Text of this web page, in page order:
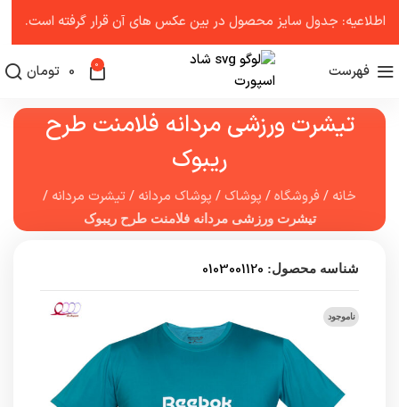
فهرست 0
0 تومان
تیشرت ورزشی مردانه فلامنت طرح
ریبوک
خانه /فروشگاه/ پوشاک/ پوشاک مردانه / تیشرت مردانه /
تیشرت ورزشی مردانه فلامنت طرح ریبوک
شناسه محصول: 0103001120
ناموجود
اطلاعیه: جدول سایز محصول در بین عکس ‌های آن قرار گرفته است.